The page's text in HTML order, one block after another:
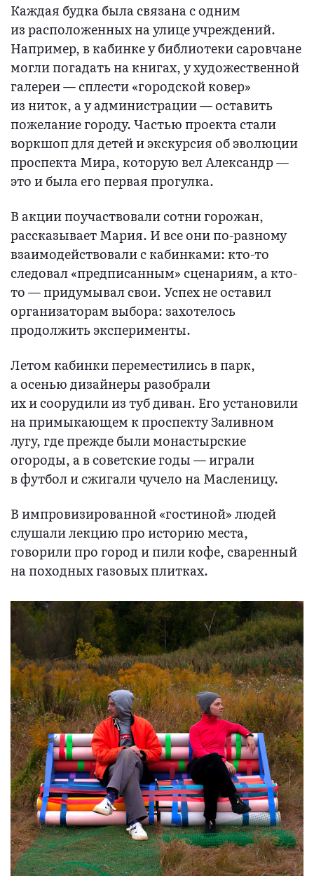
Каждая будка была связана с одним
из расположенных на улице учреждений.
Например, в кабинке у библиотеки саровчане
могли погадать на книгах, у художественной
галереи — сплести «городской ковер»
из ниток, а у администрации — оставить
пожелание городу. Частью проекта стали
воркшоп для детей и экскурсия об эволюции
проспекта Мира, которую вел Александр —
это и была его первая прогулка.
В акции поучаствовали сотни горожан,
рассказывает Мария. И все они по-разному
взаимодействовали с кабинками: кто-то
следовал «предписанным» сценариям, а кто-
то — придумывал свои. Успех не оставил
организаторам выбора: захотелось
продолжить эксперименты.
Летом кабинки переместились в парк,
а осенью дизайнеры разобрали
их и соорудили из туб диван. Его установили
на примыкающем к проспекту Заливном
лугу, где прежде были монастырские
огороды, а в советские годы — играли
в футбол и сжигали чучело на Масленицу.
В импровизированной «гостиной» людей
слушали лекцию про историю места,
говорили про город и пили кофе, сваренный
на походных газовых плитках.